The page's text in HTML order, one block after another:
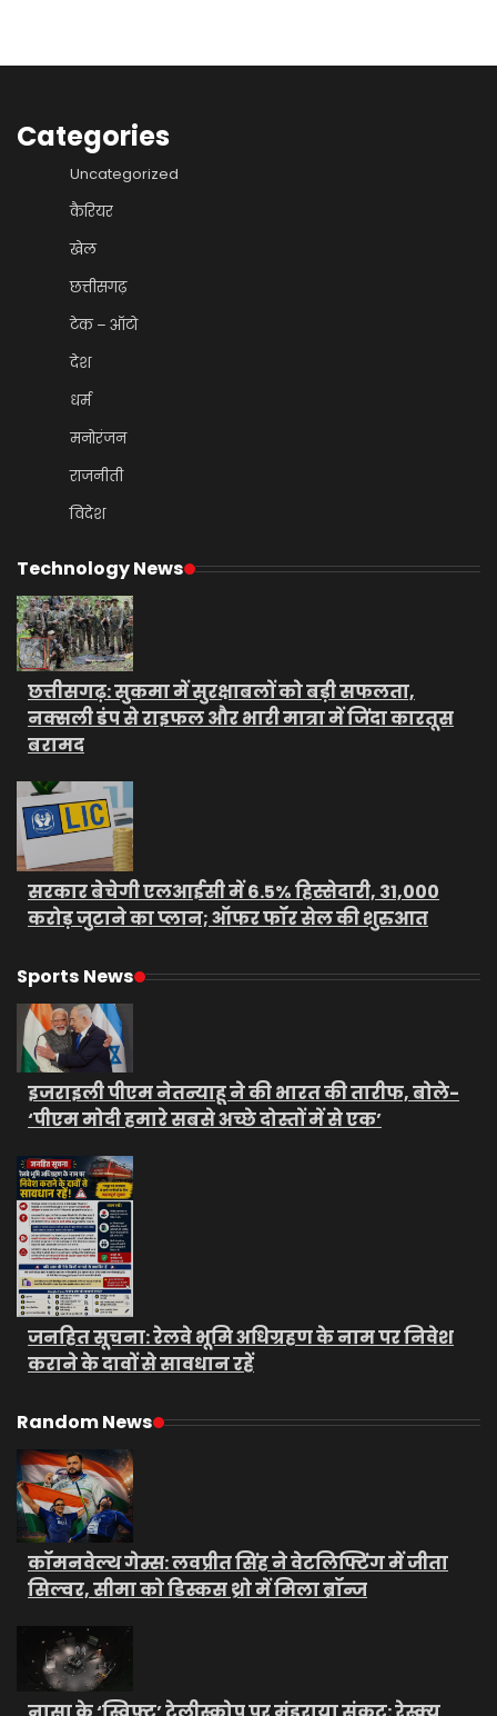
Categories
Uncategorized
कैरियर
खेल
छत्तीसगढ़
टेक – ऑटो
देश
धर्म
मनोरंजन
राजनीती
विदेश
Technology News
छत्तीसगढ़: सुकमा में सुरक्षाबलों को बड़ी सफलता,
नक्सली डंप से राइफल और भारी मात्रा में जिंदा कारतूस
बरामद
सरकार बेचेगी एलआईसी में 6.5% हिस्सेदारी, 31,000
करोड़ जुटाने का प्लान; ऑफर फॉर सेल की शुरुआत
Sports News
इजराइली पीएम नेतन्याहू ने की भारत की तारीफ, बोले-
‘पीएम मोदी हमारे सबसे अच्छे दोस्तों में से एक’
जनहित सूचना: रेलवे भूमि अधिग्रहण के नाम पर निवेश
कराने के दावों से सावधान रहें
Random News
कॉमनवेल्थ गेम्स: लवप्रीत सिंह ने वेटलिफ्टिंग में जीता
सिल्वर, सीमा को डिस्कस थ्रो में मिला ब्रॉन्ज